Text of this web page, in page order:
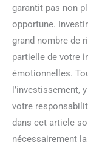
garantit pas non
opportune.
grand nombre de
partielle de votre
émotionnelles.
l’investissement,
votre
dans cet article
nécessairement